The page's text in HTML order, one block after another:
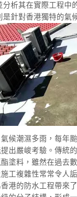
析其在實際工程中
是針對香港獨特的氣
候潮濕多雨，每年
出嚴峻考驗。傳統
塗料，雖然在過去
工複雜性常常令人
港的防水工程帶來